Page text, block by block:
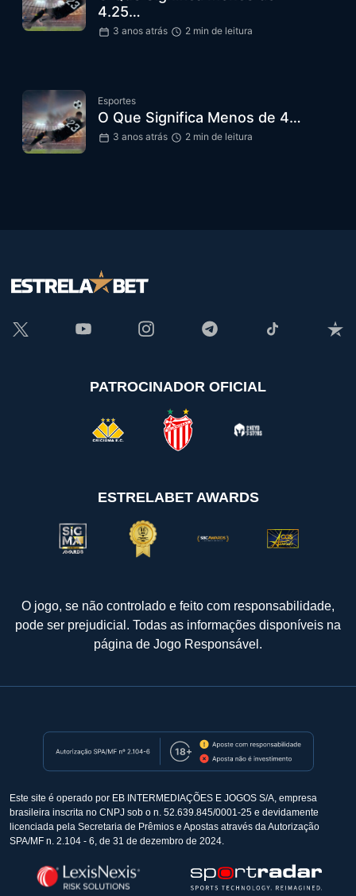
4.25…
3 anos atrás 2 min de leitura
Esportes
O Que Significa Menos de 4…
3 anos atrás 2 min de leitura
PATROCINADOR OFICIAL
ESTRELABET AWARDS
O jogo, se não controlado e feito com responsabilidade,
pode ser prejudicial. Todas as informações disponíveis na
página de Jogo Responsável .
Este site é operado por EB INTERMEDIAÇÕES E JOGOS S/A, empresa
brasileira inscrita no CNPJ sob o n. 52.639.845/0001-25 e devidamente
licenciada pela Secretaria de Prêmios e Apostas através da Autorização
SPA/MF n. 2.104 - 6, de 31 de dezembro de 2024.